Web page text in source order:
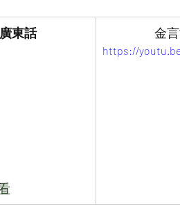
廣東話 金
https://